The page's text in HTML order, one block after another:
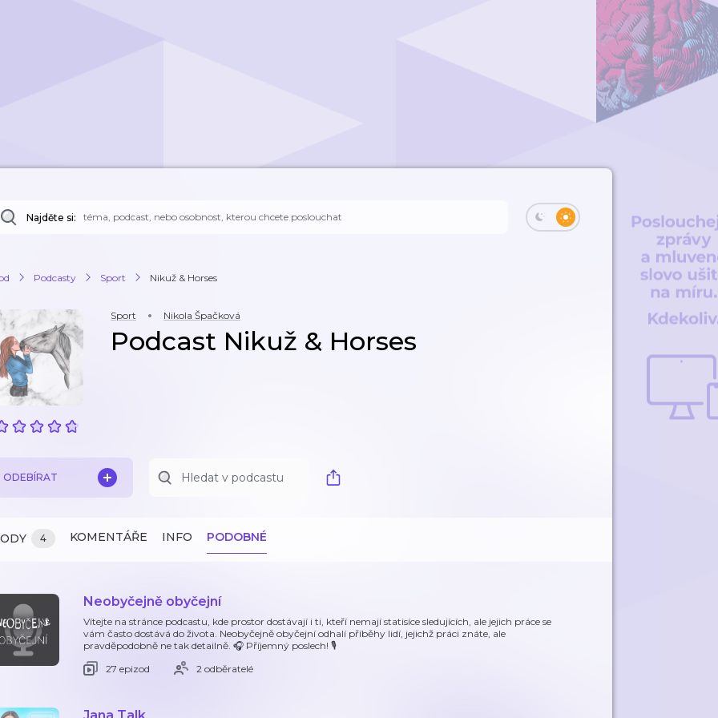
Najděte si:
Podcasty Sport Nikuž & Horses
Sport Nikola Špačková
Podcast Nikuž & Horses
ODEBÍRAT
4 KOMENTÁŘE INFO PODOBNÉ
Neobyčejně obyčejní
Vítejte na stránce podcastu, kde prostor dostávají i ti, kteří nemají statisíce sledujících, ale jejich práce se
vám často dostává do života. Neobyčejně obyčejní odhalí příběhy lidí, jejichž práci znáte, ale
pravděpodobně ne tak detailně. 🎧 Příjemný poslech! 🎙️
27 epizod
2 odběratelé